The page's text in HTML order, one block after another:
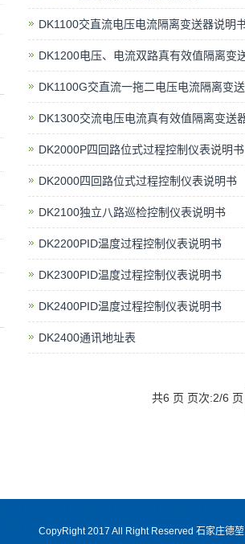
DK1100交直流电压电流隔离变送器说明
DK1200电压、电流双路真有效值隔离变
DK1100G交直流一拖二电压电流隔离变
DK1300交流电压电流真有效值隔离变送
DK2000P四回路位式过程控制仪表说明书
DK2000四回路位式过程控制仪表说明书
DK2100独立八路巡检控制仪表说明书
DK2200PID温度过程控制仪表说明书
DK2300PID温度过程控制仪表说明书
DK2400PID温度过程控制仪表说明书
DK2400通讯地址表
共6 页 页次:2/6 页
CopyRight 2017 All Right Reserved 石家庄德